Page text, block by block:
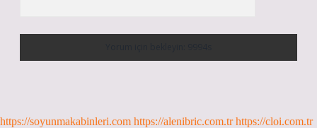
https://soyunmakabinleri.com https://alenibric.com.tr https://cloi.com.tr